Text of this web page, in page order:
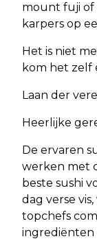
mount fuji of
karpers op
Het is niet
kom het zelf
Laan der
Heerlijke
De ervaren
werken met
beste sushi
dag verse
topchefs
ingrediënten